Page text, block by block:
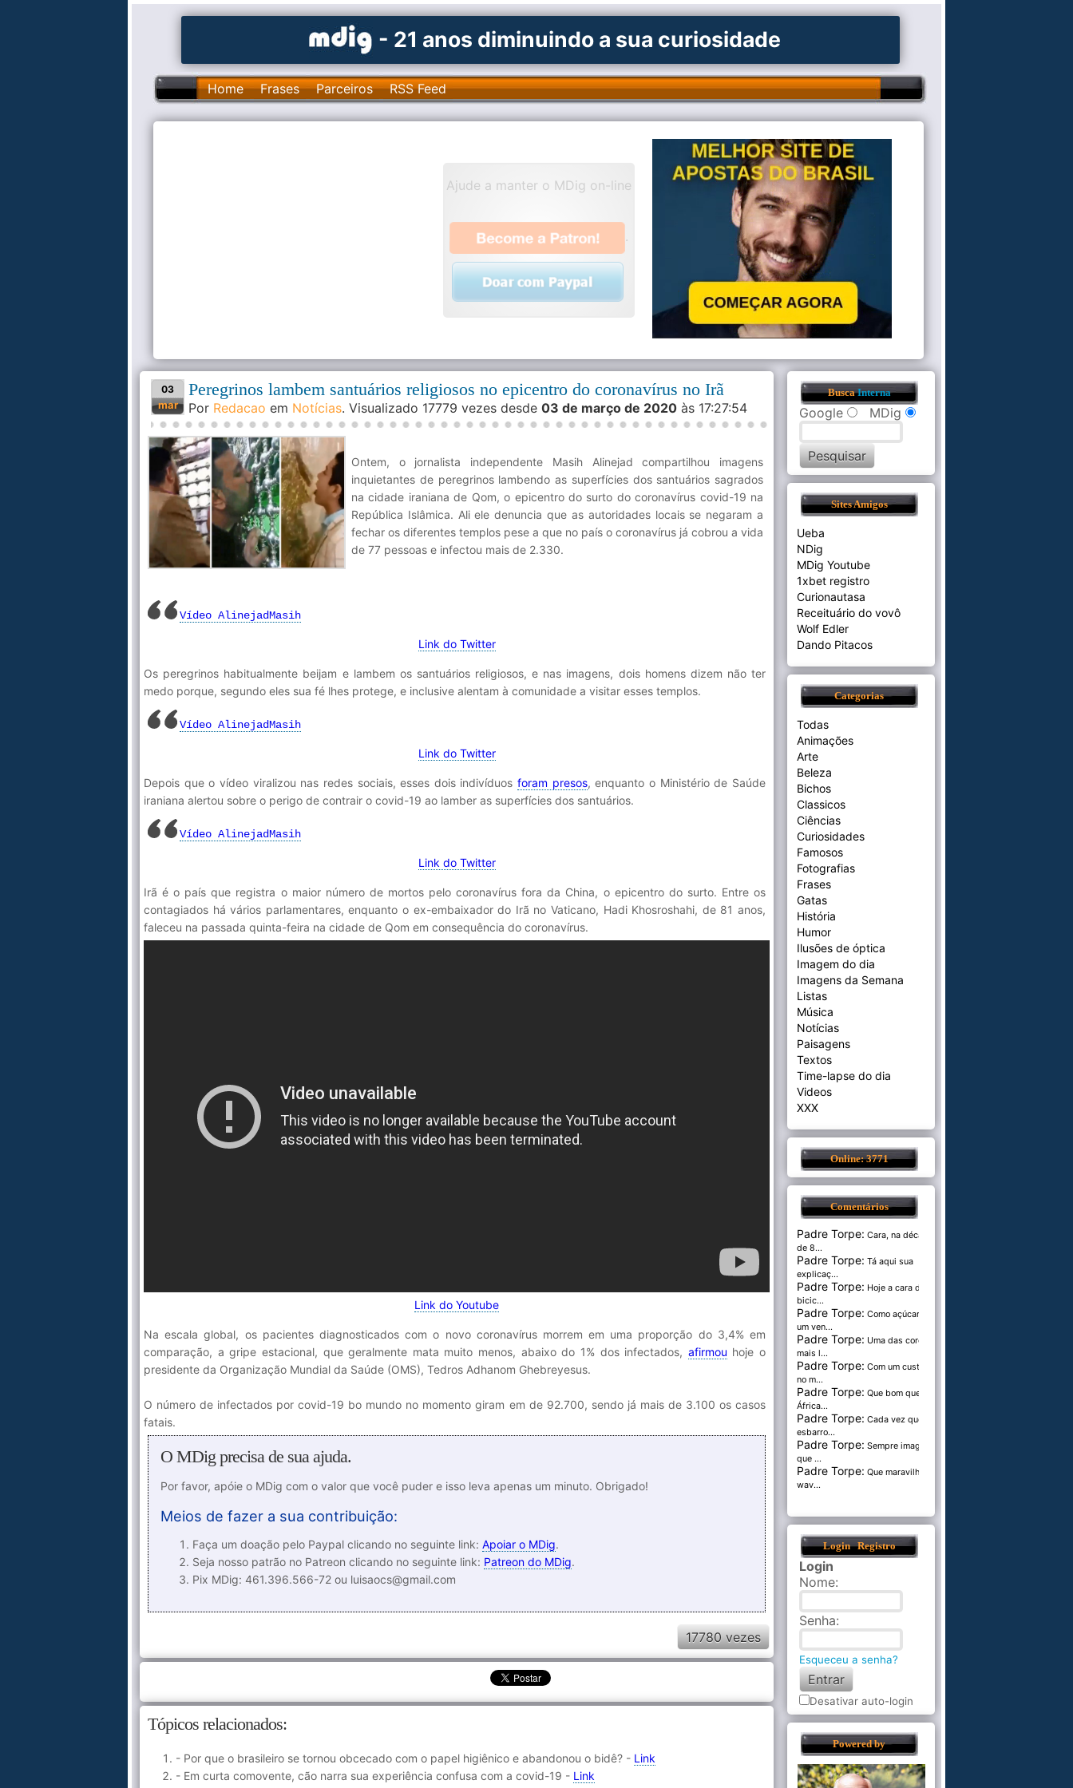
- 21 anos diminuindo a sua curiosidade
Home Frases Parceiros RSS Feed
Ajude a manter o MDig on-line
.
03
mar
Peregrinos lambem santuários religiosos no epicentro do coronavírus no Irã
Por Redacao em Notícias. Visualizado 17779 vezes desde 03 de março de 2020 às 17:27:54
Ontem, o jornalista independente Masih Alinejad compartilhou imagens
inquietantes de peregrinos lambendo as superfícies dos santuários sagrados
na cidade iraniana de Qom, o epicentro do surto do coronavírus covid-19 na
República Islâmica. Ali ele denuncia que as autoridades locais se negaram a
fechar os diferentes templos pese a que no país o coronavírus já cobrou a vida
de 77 pessoas e infectou mais de 2.330.
Vídeo AlinejadMasih
Link do Twitter
Os peregrinos habitualmente beijam e lambem os santuários religiosos, e nas imagens, dois homens dizem não ter
medo porque, segundo eles sua fé lhes protege, e inclusive alentam à comunidade a visitar esses templos.
Vídeo AlinejadMasih
Link do Twitter
Depois que o vídeo viralizou nas redes sociais, esses dois indivíduosforam presos, enquanto o Ministério de Saúde
iraniana alertou sobre o perigo de contrair o covid-19 ao lamber as superfícies dos santuários.
Vídeo AlinejadMasih
Link do Twitter
Irã é o país que registra o maior número de mortos pelo coronavírus fora da China, o epicentro do surto. Entre os
contagiados há vários parlamentares, enquanto o ex-embaixador do Irã no Vaticano, Hadi Khosroshahi, de 81 anos,
faleceu na passada quinta-feira na cidade de Qom em consequência do coronavírus.
Link do Youtube
Na escala global, os pacientes diagnosticados com o novo coronavírus morrem em uma proporção do 3,4% em
comparação, a gripe estacional, que geralmente mata muito menos, abaixo do 1% dos infectados, afirmou hoje o
presidente da Organização Mundial da Saúde (OMS), Tedros Adhanom Ghebreyesus.
O número de infectados por covid-19 bo mundo no momento giram em de 92.700, sendo já mais de 3.100 os casos
fatais.
O MDig precisa de sua ajuda.
Por favor, apóie o MDig com o valor que você puder e isso leva apenas um minuto. Obrigado!
Meios de fazer a sua contribuição:
Faça um doação pelo Paypal clicando no seguinte link: Apoiar o MDig.
Seja nosso patrão no Patreon clicando no seguinte link: Patreon do MDig.
Pix MDig: 461.396.566-72 ou luisaocs@gmail.com
17780 vezes
Tópicos relacionados:
- Por que o brasileiro se tornou obcecado com o papel higiênico e abandonou o bidê? - Link
- Em curta comovente, cão narra sua experiência confusa com a covid-19 - Link
BuscaInterna
Google MDig
Sites Amigos
Ueba
NDig
MDig Youtube
1xbet registro
Curionautasa
Receituário do vovô
Wolf Edler
Dando Pitacos
Categorias
Todas
Animações
Arte
Beleza
Bichos
Classicos
Ciências
Curiosidades
Famosos
Fotografias
Frases
Gatas
História
Humor
Ilusões de óptica
Imagem do dia
Imagens da Semana
Listas
Música
Notícias
Paisagens
Textos
Time-lapse do dia
Videos
XXX
Online: 3771
Comentários
Padre Torpe: Cara, na década
de 8...
Padre Torpe: Tá aqui sua
explicaç...
Padre Torpe: Hoje a cara de
bicic...
Padre Torpe: Como açúcar é
um ven...
Padre Torpe: Uma das cores
mais l...
Padre Torpe: Com um custo de
no m...
Padre Torpe: Que bom que a
África...
Padre Torpe: Cada vez que
esbarro...
Padre Torpe: Sempre imaginei
que ...
Padre Torpe: Que maravilha de
wav...
Login Registro
Login
Nome:
Senha:
Esqueceu a senha?
Desativar auto-login
Powered by